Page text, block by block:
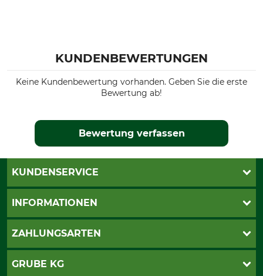
KUNDENBEWERTUNGEN
Keine Kundenbewertung vorhanden. Geben Sie die erste
Bewertung ab!
Bewertung verfassen
KUNDENSERVICE
Live-Shopping
Seilwindenprüfung
INFORMATIONEN
AGB
ZAHLUNGSARTEN
PayPal
GRUBE KG